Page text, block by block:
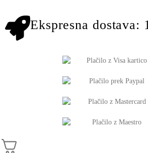
Ekspresna dostava: